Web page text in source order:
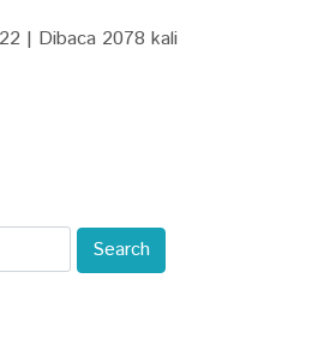
| Dibaca 2078 kali